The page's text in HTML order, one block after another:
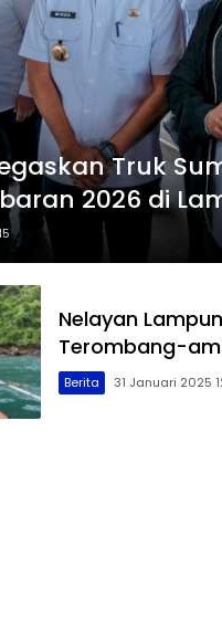
Truk
2026 di
Nelayan
Terombang-
Berita 31 Januari 2025